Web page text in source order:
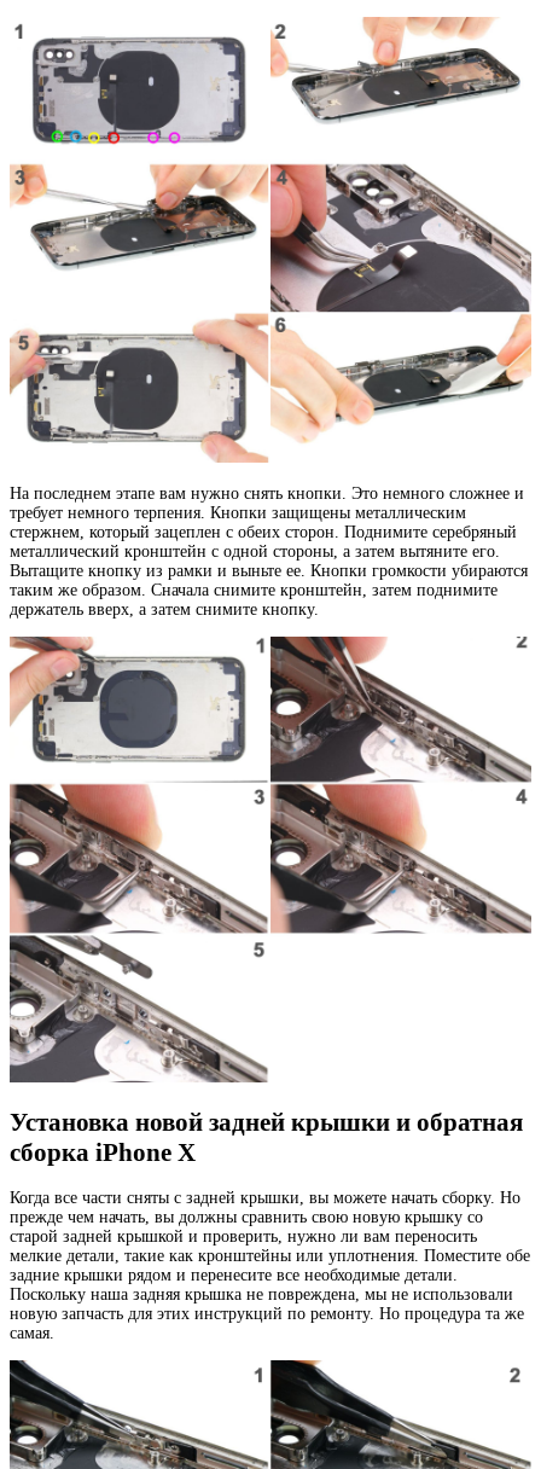
На последнем этапе вам нужно снять кнопки. Это немного сложнее и
требует немного терпения. Кнопки защищены металлическим
стержнем, который зацеплен с обеих сторон. Поднимите серебряный
металлический кронштейн с одной стороны, а затем вытяните его.
Вытащите кнопку из рамки и выньте ее. Кнопки громкости убираются
таким же образом. Сначала снимите кронштейн, затем поднимите
держатель вверх, а затем снимите кнопку.
Установка новой задней крышки и обратная
сборка iPhone X
Когда все части сняты с задней крышки, вы можете начать сборку. Но
прежде чем начать, вы должны сравнить свою новую крышку со
старой задней крышкой и проверить, нужно ли вам переносить
мелкие детали, такие как кронштейны или уплотнения. Поместите обе
задние крышки рядом и перенесите все необходимые детали.
Поскольку наша задняя крышка не повреждена, мы не использовали
новую запчасть для этих инструкций по ремонту. Но процедура та же
самая.